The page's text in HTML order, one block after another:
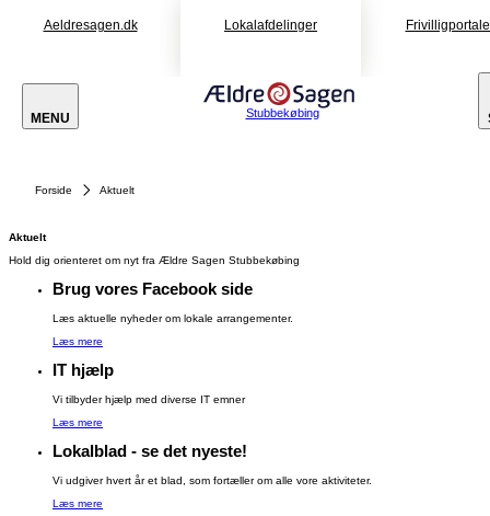
Aeldresagen.dk Lokalafdelinger
MENU Stubbekøbing
Forside Aktuelt
Aktuelt
Hold dig orienteret om nyt fra Ældre Sagen Stubbekøbing
Brug vores Facebook side
Læs aktuelle nyheder om lokale arrangementer.
Læs mere
IT hjælp
Vi tilbyder hjælp med diverse IT emner
Læs mere
Lokalblad - se det nyeste!
Vi udgiver hvert år et blad, som fortæller om alle vore aktiviteter.
Læs mere